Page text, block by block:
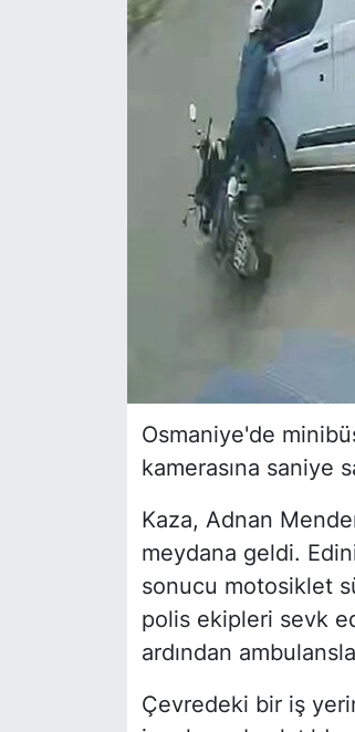
Osmaniye'de
kamerasına saniye
Kaza, Adnan
meydana geldi.
sonucu motosiklet
polis ekipleri sevk
ardından
Çevredeki bir iş
Siyaset
Haberde insan